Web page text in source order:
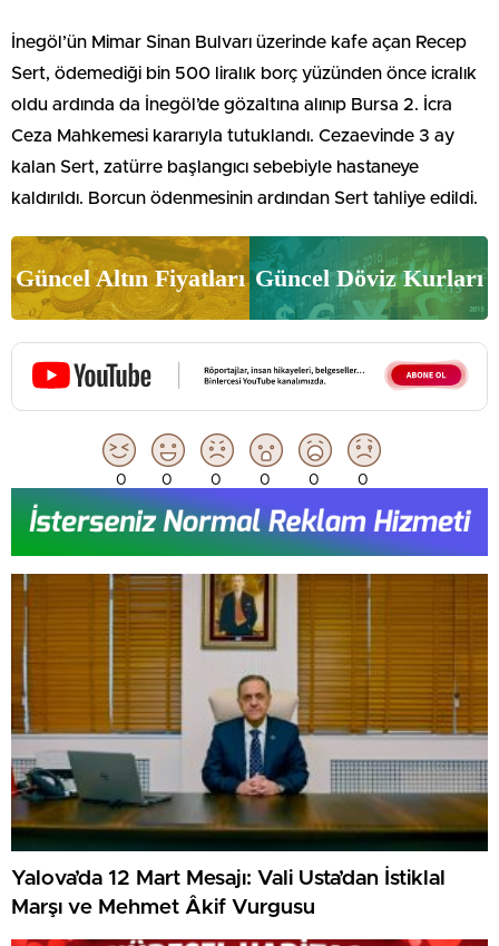
İnegöl’ün Mimar Sinan Bulvarı üzerinde kafe açan Recep
Sert, ödemediği bin 500 liralık borç yüzünden önce icralık
oldu ardında da İnegöl’de gözaltına alınıp Bursa 2. İcra
Ceza Mahkemesi kararıyla tutuklandı. Cezaevinde 3 ay
kalan Sert, zatürre başlangıcı sebebiyle hastaneye
kaldırıldı. Borcun ödenmesinin ardından Sert tahliye edildi.
Güncel Altın Fiyatları Güncel Döviz Kurları
0 0 0 0 0 0
Yalova’da 12 Mart Mesajı: Vali Usta’dan İstiklal
Marşı ve Mehmet Âkif Vurgusu